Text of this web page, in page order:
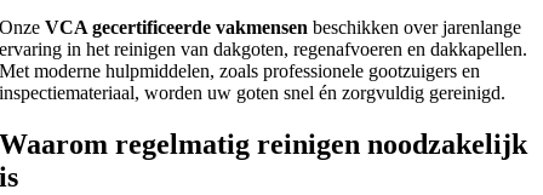
OnzeVCA gecertificeerde vakmensen beschikken over jarenlange
ervaring in het reinigen van dakgoten, regenafvoeren en dakkapellen.
Met moderne hulpmiddelen, zoals professionele gootzuigers en
inspectiemateriaal, worden uw goten snel én zorgvuldig gereinigd.
Waarom regelmatig reinigen noodzakelijk
is